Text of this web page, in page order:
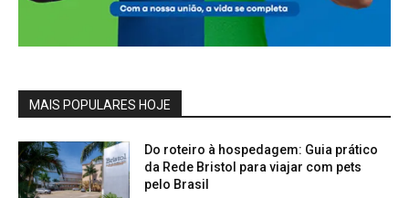
MAIS POPULARES HOJE
Do roteiro à hospedagem: Guia prático
da Rede Bristol para viajar com pets
pelo Brasil